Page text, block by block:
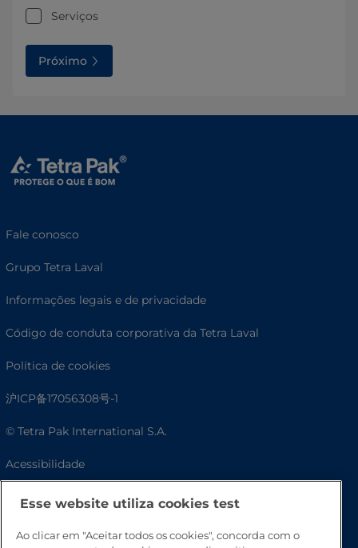
Serviços
Próximo
Fale conosco
Grupo Tetra Laval
Informações legais e de privacidade
Código de conduta corporativa da Tetra Laval
Política de cookies
沪ICP备17056308号-1
© Tetra Pak International S.A.
Acessibilidade
Perguntas frequentes
Esse website utiliza cookies test
Ao clicar em "Aceitar todos os cookies", concorda com o